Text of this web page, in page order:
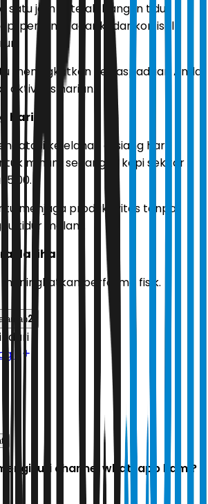
satu jam setelah bangun tidur
pertama agar kadar kortisol
meningkatkan kewaspadaan Anda
aktivitas harian.
hari
kelelahan di siang hari,
minum secangkir kopi sekitar
menjaga produktivitas tanpa
tidur malam.
latihan
performa fisik.
2
channel whatsapp kami?